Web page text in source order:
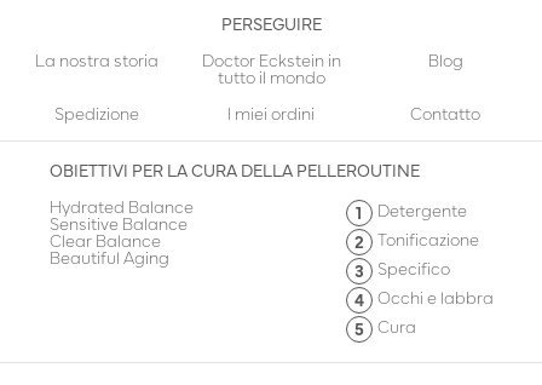
PERSEGUIRE
La nostra storia
Doctor Eckstein in
tutto il mondo
Blog
Spedizione I miei ordini Contatto
OBIETTIVI PER LA CURA DELLA PELLE
Hydrated Balance
Sensitive Balance
Clear Balance
Beautiful Aging
ROUTINE
Detergente
Tonificazione
Specifico
Occhi e labbra
Cura